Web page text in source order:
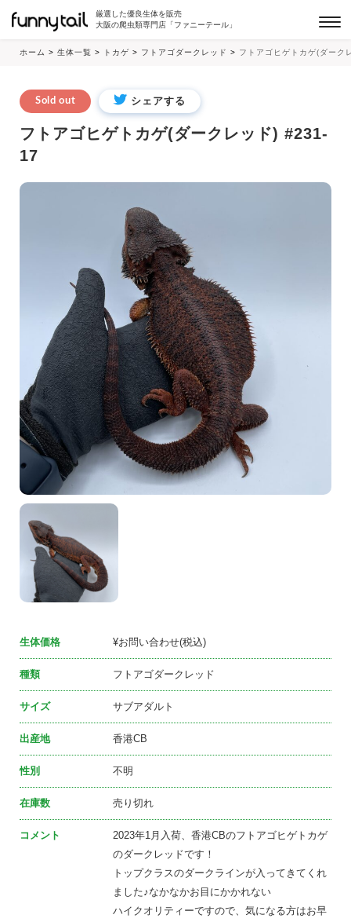
厳選した優良生体を販売
大阪の爬虫類専門店「ファニーテール」
ホーム > 生体一覧 > トカゲ > フトアゴダークレッド > フトアゴヒゲトカゲ(ダー
Sold out シェアする
フトアゴヒゲトカゲ(ダークレッド) #231-
17
生体価格 ¥お問い合わせ(税込)
種類 フトアゴダークレッド
サイズ サブアダルト
出産地 香港CB
性別 不明
在庫数 売り切れ
コメント
2023年1月入荷、香港CBのフトアゴヒゲトカゲ
のダークレッドです！
トップクラスのダークラインが入ってきてくれ
ました♪なかなかお目にかかれない
ハイクオリティーですので、気になる方はお早